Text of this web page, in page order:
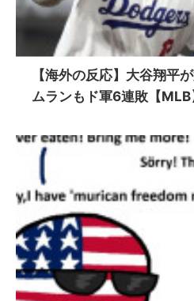
【海外の反応】大谷翔平
ムランもド軍6連敗【MLB